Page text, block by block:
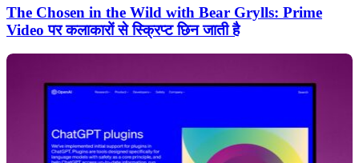
The Chosen in the Wild with Bear Grylls: Prime
Video पर कलाकारों से स्क्रिप्ट छिन जाती है